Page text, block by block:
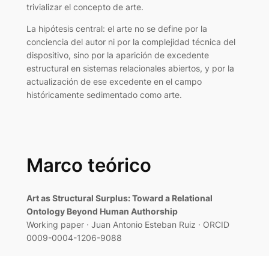
trivializar el concepto de arte.
La hipótesis central: el arte no se define por la
conciencia del autor ni por la complejidad técnica del
dispositivo, sino por la aparición de excedente
estructural en sistemas relacionales abiertos, y por la
actualización de ese excedente en el campo
históricamente sedimentado como arte.
Marco teórico
Art as Structural Surplus: Toward a Relational
Ontology Beyond Human Authorship
Working paper · Juan Antonio Esteban Ruiz · ORCID
0009-0004-1206-9088